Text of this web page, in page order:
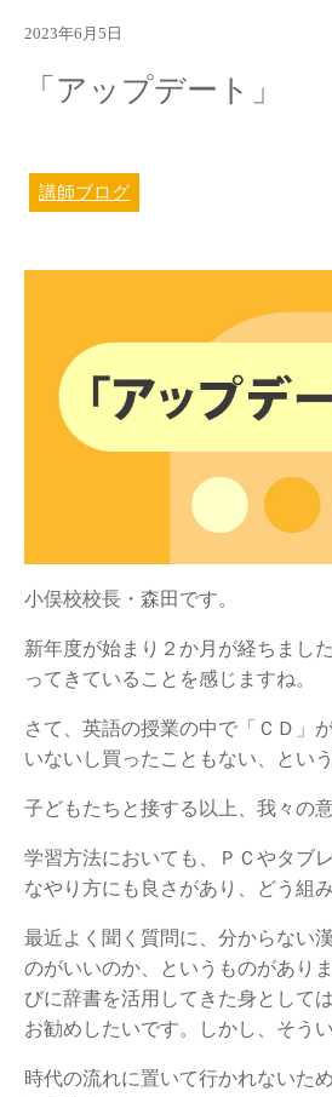
2023年6月5日
「アップデート」
講師ブログ
小俣校校長・森田です。
新年度が始まり２か月が経ちまし
ってきていることを感じますね。
さて、英語の授業の中で「ＣＤ」
いないし買ったこともない、とい
子どもたちと接する以上、我々の
学習方法においても、ＰＣやタブ
なやり方にも良さがあり、どう組
最近よく聞く質問に、分からない
のがいいのか、というものがあり
びに辞書を活用してきた身として
お勧めしたいです。しかし、そう
時代の流れに置いて行かれないた